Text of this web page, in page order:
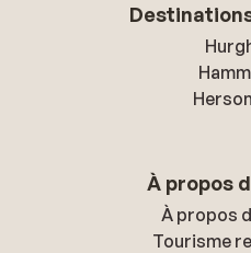
À propos
À propos
Tourisme